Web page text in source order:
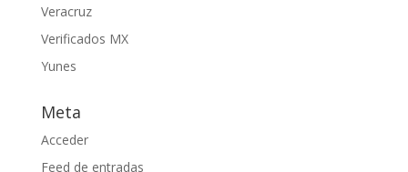
Veracruz
Verificados MX
Yunes
Meta
Acceder
Feed de entradas